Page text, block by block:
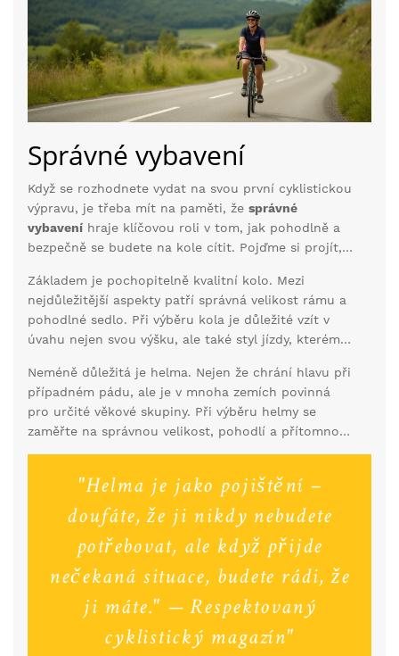
Správné vybavení
Když se rozhodnete vydat na svou první cyklistickou
výpravu, je třeba mít na paměti, že správné
vybavení hraje klíčovou roli v tom, jak pohodlně a
bezpečně se budete na kole cítit. Pojďme si projít,
na cestu.
Základem je pochopitelně kvalitní kolo. Mezi
nejdůležitější aspekty patří správná velikost rámu a
pohodlné sedlo. Při výběru kola je důležité vzít v
úvahu nejen svou výšku, ale také styl jízdy, kterému
terénu, zatímco silniční kolo nabídne větší rychlost
na asfaltových cestách. Krosové kolo pak
představuje kompromis mezi těmito variantami.
Neméně důležitá je helma. Nejen že chrání hlavu při
případném pádu, ale je v mnoha zemích povinná
pro určité věkové skupiny. Při výběru helmy se
zaměřte na správnou velikost, pohodlí a přítomnost
"Helma je jako pojištění –
doufáte, že ji nikdy nebudete
potřebovat, ale když přijde
nečekaná situace, budete rádi, že
ji máte." — Respektovaný
cyklistický magazín"